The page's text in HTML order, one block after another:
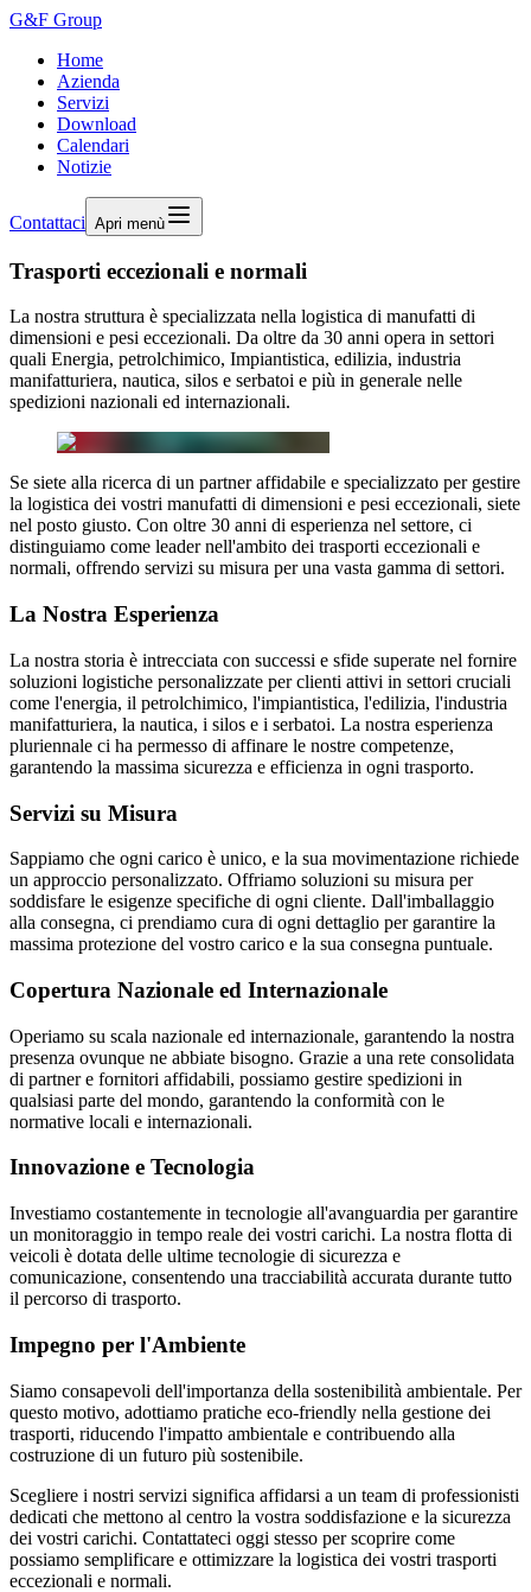
G&F Group
Home
Azienda
Servizi
Download
Calendari
Notizie
Contattaci Apri menù
Trasporti eccezionali e normali
La nostra struttura è specializzata nella logistica di manufatti di
dimensioni e pesi eccezionali. Da oltre da 30 anni opera in settori
quali Energia, petrolchimico, Impiantistica, edilizia, industria
manifatturiera, nautica, silos e serbatoi e più in generale nelle
spedizioni nazionali ed internazionali.
Se siete alla ricerca di un partner affidabile e specializzato per gestire
la logistica dei vostri manufatti di dimensioni e pesi eccezionali, siete
nel posto giusto. Con oltre 30 anni di esperienza nel settore, ci
distinguiamo come leader nell'ambito dei trasporti eccezionali e
normali, offrendo servizi su misura per una vasta gamma di settori.
La Nostra Esperienza
La nostra storia è intrecciata con successi e sfide superate nel fornire
soluzioni logistiche personalizzate per clienti attivi in settori cruciali
come l'energia, il petrolchimico, l'impiantistica, l'edilizia, l'industria
manifatturiera, la nautica, i silos e i serbatoi. La nostra esperienza
pluriennale ci ha permesso di affinare le nostre competenze,
garantendo la massima sicurezza e efficienza in ogni trasporto.
Servizi su Misura
Sappiamo che ogni carico è unico, e la sua movimentazione richiede
un approccio personalizzato. Offriamo soluzioni su misura per
soddisfare le esigenze specifiche di ogni cliente. Dall'imballaggio
alla consegna, ci prendiamo cura di ogni dettaglio per garantire la
massima protezione del vostro carico e la sua consegna puntuale.
Copertura Nazionale ed Internazionale
Operiamo su scala nazionale ed internazionale, garantendo la nostra
presenza ovunque ne abbiate bisogno. Grazie a una rete consolidata
di partner e fornitori affidabili, possiamo gestire spedizioni in
qualsiasi parte del mondo, garantendo la conformità con le
normative locali e internazionali.
Innovazione e Tecnologia
Investiamo costantemente in tecnologie all'avanguardia per garantire
un monitoraggio in tempo reale dei vostri carichi. La nostra flotta di
veicoli è dotata delle ultime tecnologie di sicurezza e
comunicazione, consentendo una tracciabilità accurata durante tutto
il percorso di trasporto.
Impegno per l'Ambiente
Siamo consapevoli dell'importanza della sostenibilità ambientale. Per
questo motivo, adottiamo pratiche eco-friendly nella gestione dei
trasporti, riducendo l'impatto ambientale e contribuendo alla
costruzione di un futuro più sostenibile.
Scegliere i nostri servizi significa affidarsi a un team di professionisti
dedicati che mettono al centro la vostra soddisfazione e la sicurezza
dei vostri carichi. Contattateci oggi stesso per scoprire come
possiamo semplificare e ottimizzare la logistica dei vostri trasporti
eccezionali e normali.